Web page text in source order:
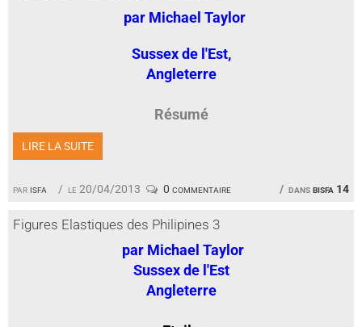
par isfa le 20/04/2013 dansbisfa 14
0 commentaire
par Michael Taylor
Sussex de l'Est,
Angleterre
Résumé
LIRE LA SUITE
Figures Elastiques des Philipines 3
par Michael Taylor
Sussex de l'Est
Angleterre